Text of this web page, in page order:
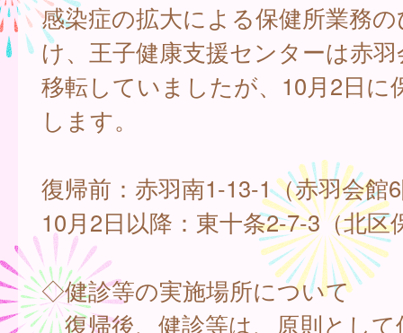
感染症の拡大による保健所業務
け、王子健康支援センターは赤
移転していましたが、10月2日に
します。
復帰前：赤羽南1-13-1（赤羽会館
10月2日以降：東十条2-7-3（北区
◇健診等の実施場所について
復帰後、健診等は、原則として